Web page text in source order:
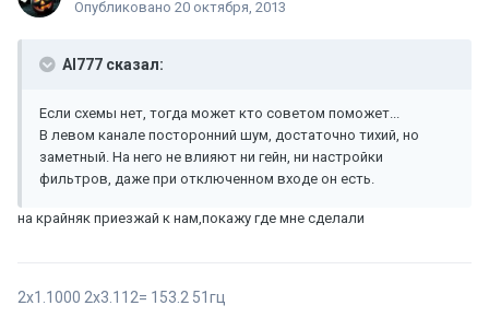
Опубликовано 20 октября, 2013
Al777 сказал:
Если схемы нет, тогда может кто советом поможет...
В левом канале посторонний шум, достаточно тихий, но
заметный. На него не влияют ни гейн, ни настройки
фильтров, даже при отключенном входе он есть.
на крайняк приезжай к нам,покажу где мне сделали
2х1.1000 2х3.112= 153.2 51гц